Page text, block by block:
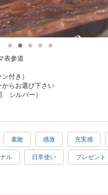
表参道
付き）
らお選び下さい
シルバー）
緑豊かな住宅街の一角で
スンを開催しております
サービス付のレッスンです♡
しらうグルーデコ。大人の女性を
素敵 感激 充実感
ル 日常使い プレゼント